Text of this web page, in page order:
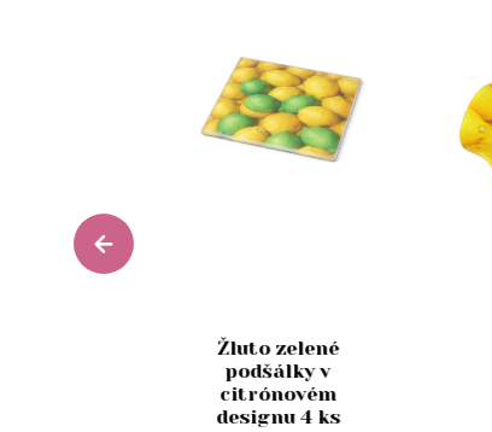
Žluto zelené
podšálky v
citrónovém
designu 4 ks